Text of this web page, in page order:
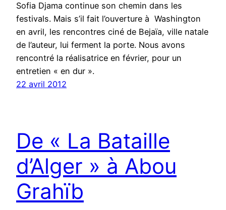
Sofia Djama continue son chemin dans les
festivals. Mais s’il fait l’ouverture à Washington
en avril, les rencontres ciné de Bejaïa, ville natale
de l’auteur, lui ferment la porte. Nous avons
rencontré la réalisatrice en février, pour un
entretien « en dur ».
22 avril 2012
De « La Bataille
d’Alger » à Abou
Grahïb